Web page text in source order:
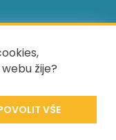
žije?
sociálním